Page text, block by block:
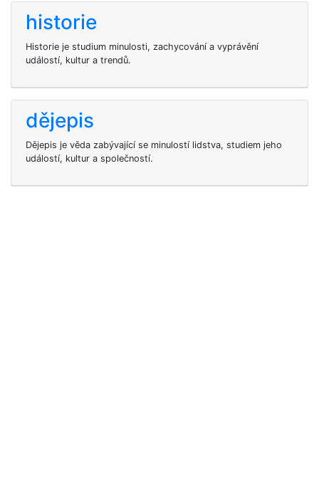
historie
Historie je studium minulosti, zachycování a vyprávění
událostí, kultur a trendů.
dějepis
Dějepis je věda zabývající se minulostí lidstva, studiem jeho
událostí, kultur a společností.